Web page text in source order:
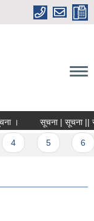
। सूचना | सूचना ||
4 5 6